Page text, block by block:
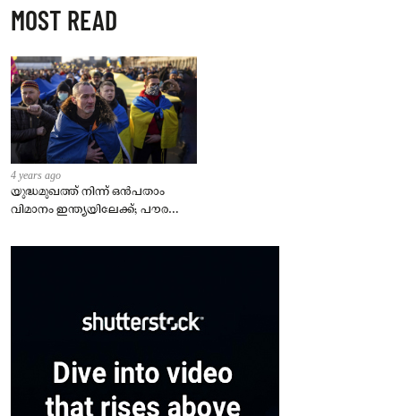
MOST READ
4 years ago
യുദ്ധമുഖത്ത് നിന്ന് ഒൻപതാം
വിമാനം ഇന്ത്യയിലേക്ക്; പൗരന്മാർ
– കേന്ദ്രം